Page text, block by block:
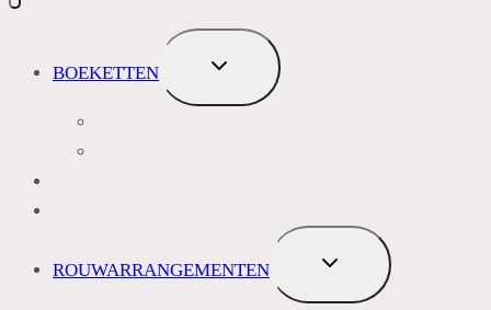
BOEKETTEN
TOGGLE
SUBMENU
ROUWARRANGEMENTEN
TOGGLE
SUBMENU